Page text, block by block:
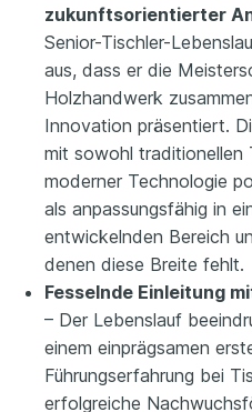
zukunftsorientierter
Senior-Tischler-
aus, dass er die
Holzhandwerk
Innovation präsentiert.
mit sowohl traditionellen
moderner Technologie
als anpassungsfähig in
entwickelnden Bereich
denen diese Breite fehlt.
Fesselnde Einleitung
– Der Lebenslauf
einem einprägsamen
Führungserfahrung bei
erfolgreiche